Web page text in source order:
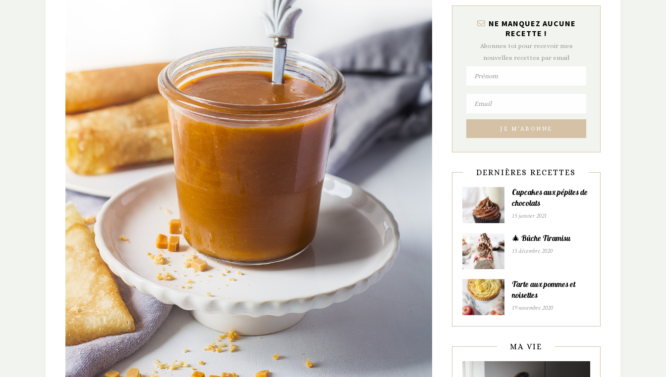
NE MANQUEZ AUCUNE
RECETTE !
Abonnes toi pour recevoir mes
nouvelles recettes par email
DERNIÈRES RECETTES
Cupcakes aux pépites de
chocolats
15 janvier 2021
🎄 Bûche Tiramisu
15 décembre 2020
Tarte aux pommes et
noisettes
19 novembre 2020
MA VIE